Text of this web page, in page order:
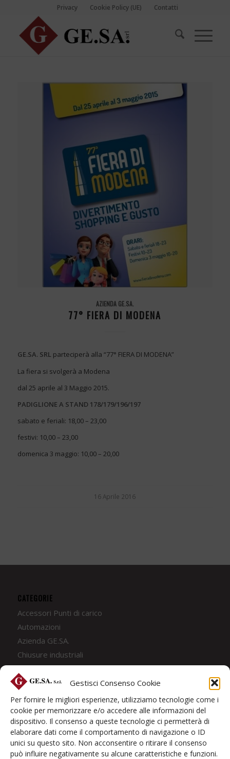
Gestisci Consenso Cookie
Per fornire le migliori esperienze, utilizziamo tecnologie come i
cookie per memorizzare e/o accedere alle informazioni del
dispositivo. Il consenso a queste tecnologie ci permetterà di
elaborare dati come il comportamento di navigazione o ID
unici su questo sito. Non acconsentire o ritirare il consenso
può influire negativamente su alcune caratteristiche e funzioni.
Privacy Cookie Policy (UE) Contatti
AZIENDA GE.SA.
77° FIERA DI MODENA
GE.SA. SRL parteciperà alla “77° FIERA DI MODENA”
La fiera si svolgerà a Modena
dal 25 aprile al 3 Maggio 2015.
PADIGLIONE A STAND 178/179/196/197
sabato e feriali: 18,00 – 23,00
festivi: 10,00 – 23,00
domenica 3 maggio: 10,00 – 20,00
16 Aprile 2016
CATEGORIE
Accessori Punti di carico
Automazioni
Azienda GE.SA.
Chiusure industriali
Coperture Industriali
Coperture Mobili
Coperture Pannellate
I portali sigillanti
Porte a libro
Porte Rapide
Porte sezionali